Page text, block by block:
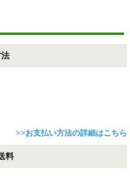
>>お支払い方法の詳細はこちら
料